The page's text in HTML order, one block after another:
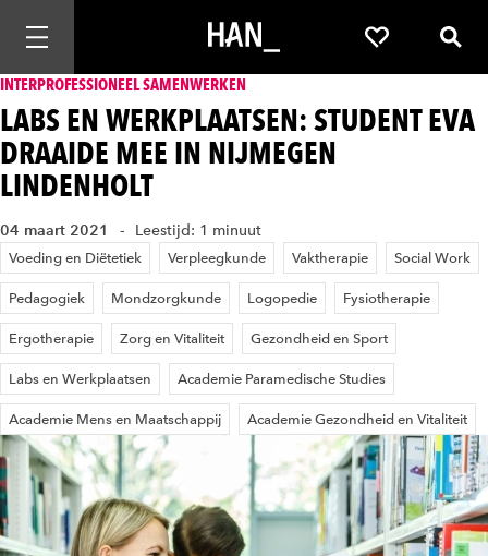
Mobiele navigatie openen Favorieten
INTERPROFESSIONEEL SAMENWERKEN
LABS EN WERKPLAATSEN: STUDENT EVA
DRAAIDE MEE IN NIJMEGEN
LINDENHOLT
04 maart 2021 Leestijd: 1 minuut
Voeding en Diëtetiek Verpleegkunde Vaktherapie Social Work
Pedagogiek Mondzorgkunde Logopedie Fysiotherapie
Ergotherapie Zorg en Vitaliteit Gezondheid en Sport
Labs en Werkplaatsen Academie Paramedische Studies
Academie Mens en Maatschappij Academie Gezondheid en Vitaliteit